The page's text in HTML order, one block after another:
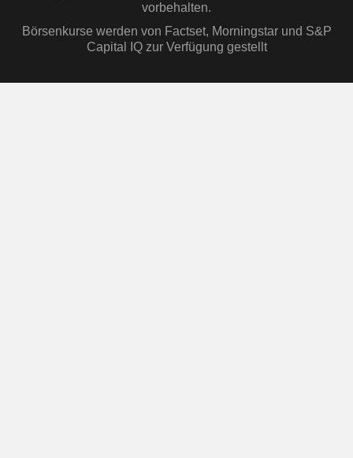
vorbehalten.
Börsenkurse werden von Factset, Morningstar und S&P
Capital IQ zur Verfügung gestellt